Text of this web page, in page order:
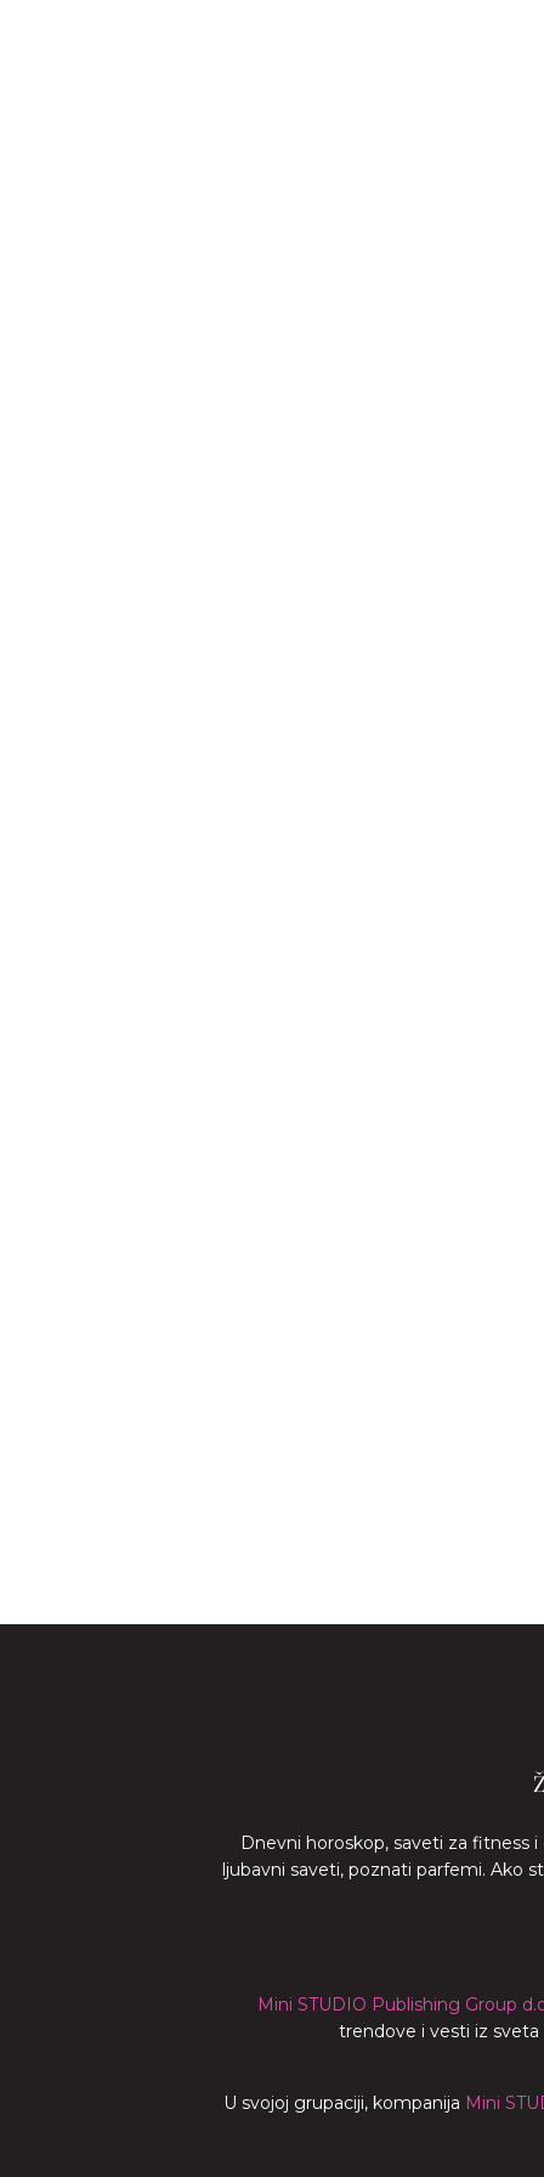
Dnevni horoskop, saveti za fitness
ljubavni saveti, poznati parfemi. Ako
Mini STUDIO Publishing Group
trendove i vesti iz sveta
U svojoj grupaciji, kompanija Mini